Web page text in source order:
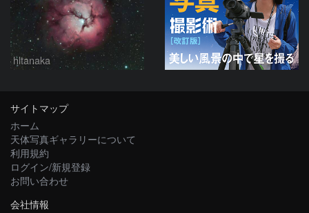
hltanaka
サイトマップ
ホーム
天体写真ギャラリーについて
利用規約
ログイン/新規登録
お問い合わせ
会社情報